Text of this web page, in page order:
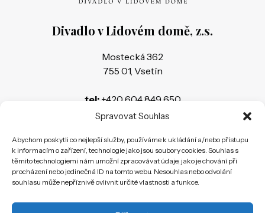
Spravovat Souhlas
Abychom poskytli co nejlepší služby, používáme k ukládání a/nebo přístupu
k informacím o zařízení, technologie jako jsou soubory cookies. Souhlas s
těmito technologiemi nám umožní zpracovávat údaje, jako je chování při
procházení nebo jedinečná ID na tomto webu. Nesouhlas nebo odvolání
souhlasu může nepříznivě ovlivnit určité vlastnosti a funkce.
Divadlo v Lidovém domě, z.s.
Mostecká 362
755 01, Vsetín
tel:+420 604 849 650
divadelnivsetin@seznam.cz
Banka:159793700/0600
IČ:26583283
Vedeno u Krajského soudu v Ostravě Spisová